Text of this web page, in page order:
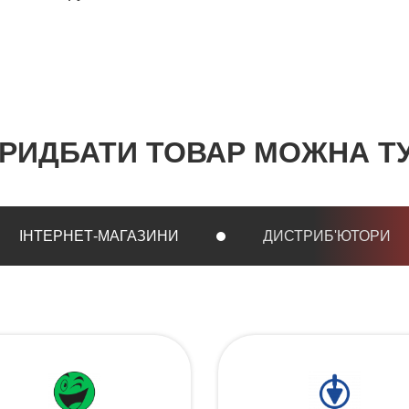
ТОВАР МОЖНА
ІНТЕРНЕТ-МАГАЗИНИ ДИСТРИБ'ЮТОРИ